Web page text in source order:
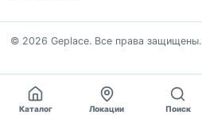
© 2026 Geplace. Все права защищены.
Каталог Локации Поиск